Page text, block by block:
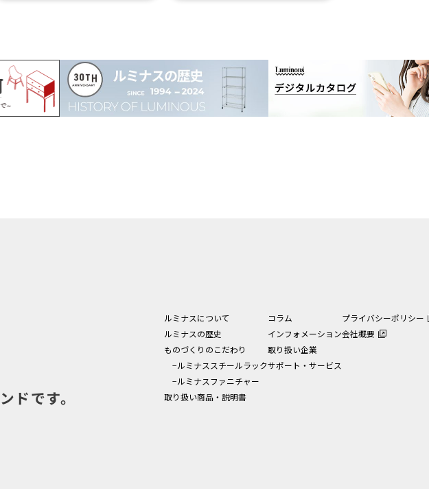
ルミナスについて
ルミナスの歴史
ものづくりのこだわり
−ルミナススチールラック
−ルミナスファニチャー
取り扱い商品・説明書
コラム
インフォメーション
取り扱い企業
サポート・サービス
プライバシーポリシー
会社概要
ドです。